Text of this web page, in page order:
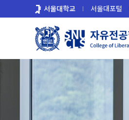
로
서울대학교 서울대포털